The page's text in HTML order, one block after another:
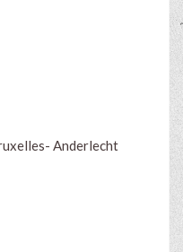
Anderlecht